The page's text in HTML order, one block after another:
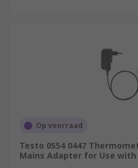
Op voorraad
Testo 0554 0447
Mains Adapter for Use with